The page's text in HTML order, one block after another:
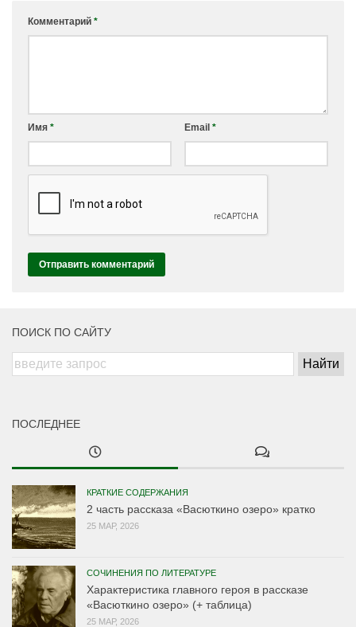
Комментарий *
Имя * Email *
ПОИСК ПО САЙТУ
ПОСЛЕДНЕЕ
КРАТКИЕ СОДЕРЖАНИЯ
2 часть рассказа «Васюткино озеро» кратко
25 МАР, 2026
СОЧИНЕНИЯ ПО ЛИТЕРАТУРЕ
Характеристика главного героя в рассказе
«Васюткино озеро» (+ таблица)
25 МАР, 2026